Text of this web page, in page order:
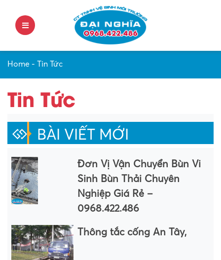
Home - Tin Tức
Tin Tức
BÀI VIẾT MỚI
Đơn Vị Vận Chuyển Bùn Vi
Sinh Bùn Thải Chuyên
Nghiệp Giá Rẻ –
0968.422.486
Thông tắc cống An Tây,